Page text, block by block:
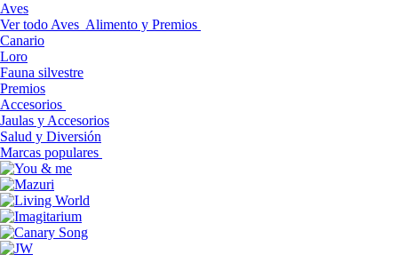
Aves
Ver todo Aves Alimento y Premios
Canario
Loro
Fauna silvestre
Premios
Accesorios
Jaulas y Accesorios
Salud y Diversión
Marcas populares